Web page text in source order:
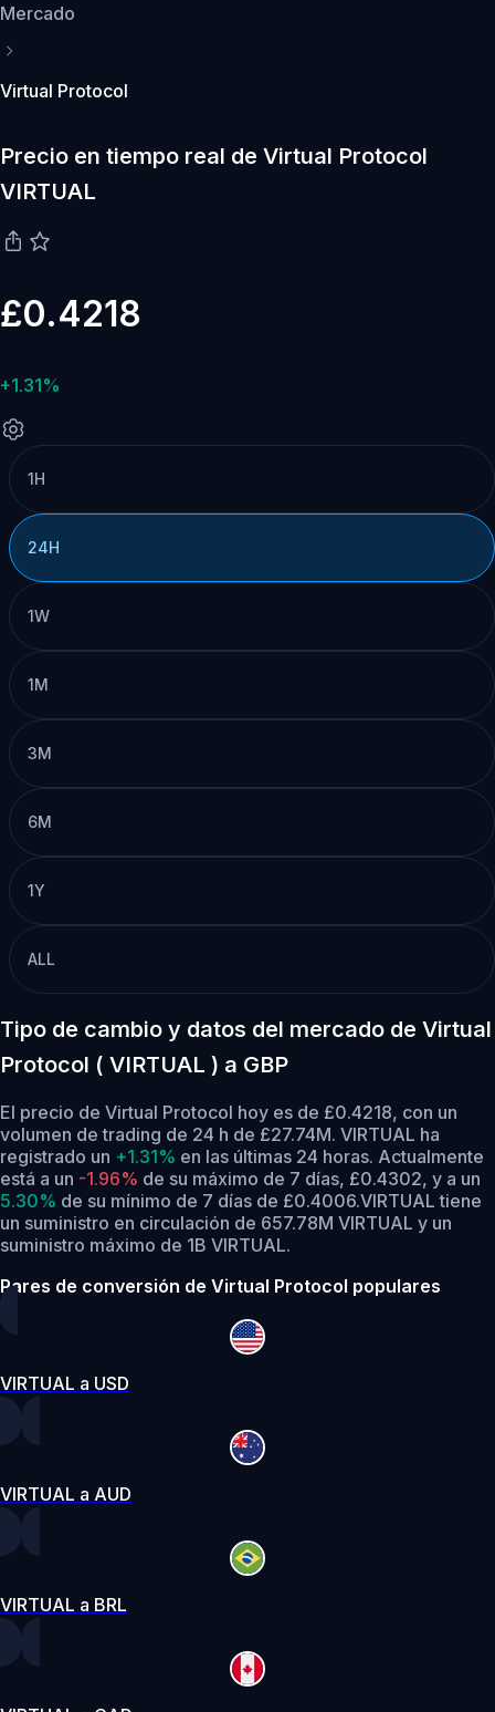
Mercado
Virtual Protocol
Precio en tiempo real de Virtual Protocol
VIRTUAL
£0.4218
+1.31%
1H
24H
1W
1M
3M
6M
1Y
ALL
Tipo de cambio y datos del mercado de Virtual
Protocol ( VIRTUAL ) a GBP
El precio de Virtual Protocol hoy es de £0.4218, con un
volumen de trading de 24 h de £27.74M. VIRTUAL ha
registrado un +1.31% en las últimas 24 horas. Actualmente
está a un -1.96% de su máximo de 7 días, £0.4302, y a un
5.30% de su mínimo de 7 días de £0.4006.VIRTUAL tiene
un suministro en circulación de 657.78M VIRTUAL y un
suministro máximo de 1B VIRTUAL.
Pares de conversión de Virtual Protocol populares
VIRTUAL a USD
VIRTUAL a AUD
VIRTUAL a BRL